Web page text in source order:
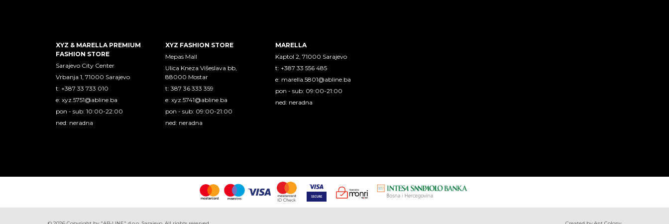
XYZ & MARELLA PREMIUM
FASHION STORE
Sarajevo City Center
Vrbanja 1, 71000 Sarajevo
t: +387 33 733 010
e: xyz.5751@abline.ba
pon - sub: 10:00-22:00
ned: neradna
XYZ FASHION STORE
Mepas Mall
Ulica Kneza Višeslava bb,
88000 Mostar
t: 387 36 333 359
e:xyz.5741@abline.ba
pon - sub: 09:00-21:00
ned: neradna
MARELLA
Kaptol 2, 71000 Sarajevo
t: +387 33 556 485
e: marella.5801@abline.ba
pon - sub: 09:00-21:00
ned: neradna